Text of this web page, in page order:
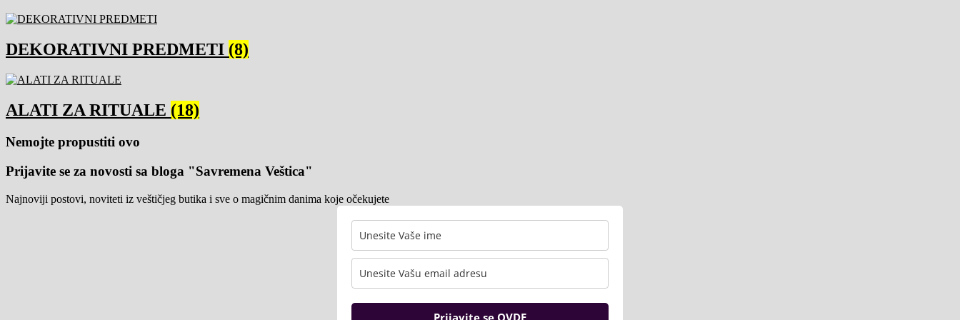
DEKORATIVNI PREDMETI (8)
ALATI ZA RITUALE (18)
Nemojte propustiti ovo
Prijavite se za novosti sa bloga "Savremena Veštica"
Najnoviji postovi, noviteti iz veštičjeg butika i sve o magičnim danima koje očekujete
Prijavite se OVDE